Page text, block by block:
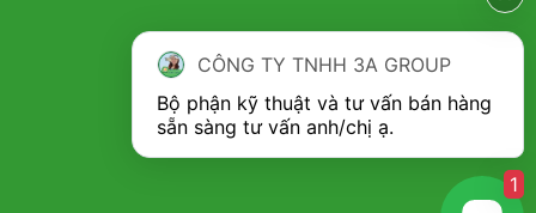
NHỮNG ƯU ĐIỂM NỔI BẬT CỦA MÁY PHUN
SƯƠNG KHỬ MÙI Ô TÔ 3A1500W LÀ GÌ?
CÔNG TY TNHH 3A GROUP
Bộ phận kỹ thuật và tư vấn bán hàng
1